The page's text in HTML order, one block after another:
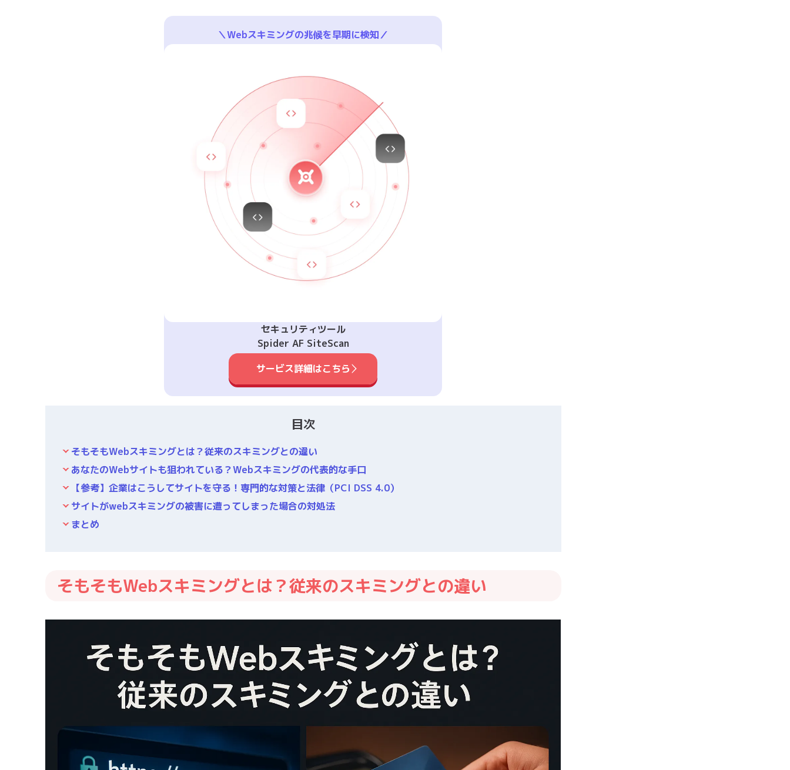
＼Webスキミングの兆候を早期に検知／
セキュリティツール
Spider AF SiteScan
サービス詳細はこちら
目次
そもそもWebスキミングとは？従来のスキミングとの違い
あなたのWebサイトも狙われている？Webスキミングの代表的な手口
【参考】企業はこうしてサイトを守る！専門的な対策と法律（PCI DSS 4.0）
サイトがwebスキミングの被害に遭ってしまった場合の対処法
まとめ
そもそもWebスキミングとは？従来のスキミングとの違い